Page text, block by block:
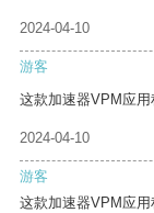
2024-04-10
游客
这款加速器VPM应用
2024-04-10
游客
这款加速器VPM应